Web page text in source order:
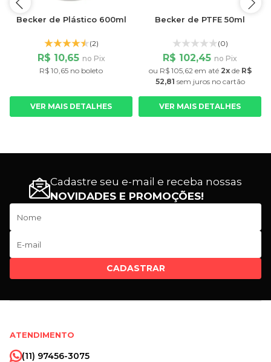
Becker de Plástico 600ml
(2)
R$ 10,65 no Pix
R$ 10,65 no boleto
VER MAIS DETALHES
Becker de PTFE 50ml
(0)
R$ 102,45 no Pix
ou R$ 105,62em até 2xde R$
52,81 sem jurosno cartão
VER MAIS DETALHES
Cadastre seu e-mail e receba nossas
NOVIDADES E PROMOÇÕES!
CADASTRAR
ATENDIMENTO
(11) 97456-3075